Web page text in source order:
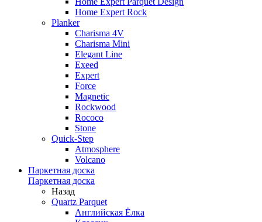
Home Expert Rock
Planker
Charisma 4V
Charisma Mini
Elegant Line
Exeed
Expert
Force
Magnetic
Rockwood
Rococo
Stone
Quick-Step
Atmosphere
Volcano
Паркетная доска
Паркетная доска
Назад
Quartz Parquet
Английская Ёлка